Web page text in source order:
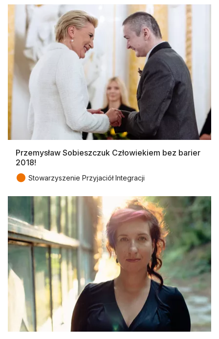
Przemysław Sobieszczuk Człowiekiem bez barier
2018!
● Stowarzyszenie Przyjaciół Integracji